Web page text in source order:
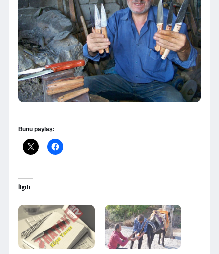
Bunu paylaş:
İlgili